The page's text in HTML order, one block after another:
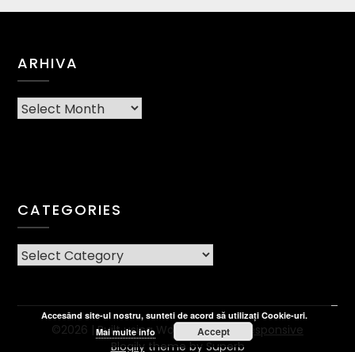
ARHIVA
Arhiva
CATEGORIES
CATEGORIES
©2026 | Built using WordPress and
Responsive
Blogily theme by Superb
Accesând site-ul nostru, sunteti de acord să utilizați Cookie-uri.
Mai multe info
Accept